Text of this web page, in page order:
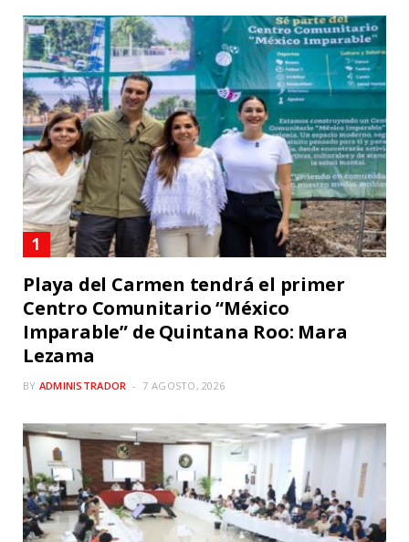
Playa del Carmen tendrá el primer
Centro Comunitario “México
Imparable” de Quintana Roo: Mara
Lezama
BY ADMINISTRADOR 7 AGOSTO, 2026